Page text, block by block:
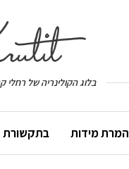
בלוג הקולינריה של רחלי
המרת מידות בתקשורת